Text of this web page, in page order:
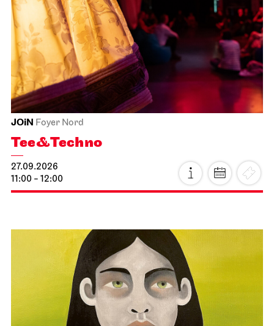
JOiN Foyer Nord
Tee&Techno
27.09.2026
11:00 - 12:00